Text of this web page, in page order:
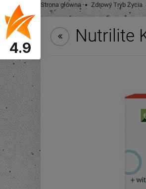
Strona główna Zdrowy Tryb Życia
Nutrilite
4.9